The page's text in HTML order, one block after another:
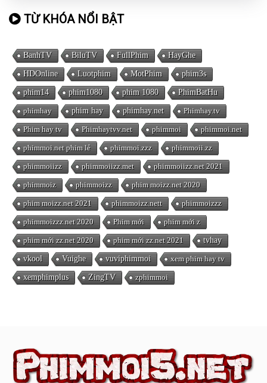
TỪ KHÓA NỔI BẬT
BanhTV BiluTV FullPhim HayGhe
HDOnline Luotphim MotPhim phim3s
phim14 phim1080 phim 1080 PhimBatHu
phimhay phim hay phimhay.net Phimhay.tv
Phim hay tv Phimhaytvv.net phimmoi phimmoi.net
phimmoi.net phim lẻ phimmoi.zzz phimmoii.zz
phimmoiizz phimmoiizz.met phimmoiizz.net 2021
phimmoiz phimmoizz phim moizz.net 2020
phim moizz.net 2021 phimmoizz.nett phimmoizzz
phimmoizzz.net 2020 Phim mới phim mới z
phim mới zz.net 2020 phim mới zz.net 2021 tvhay
vkool Vuighe vuviphimmoi xem phim hay tv
xemphimplus ZingTV zphimmoi